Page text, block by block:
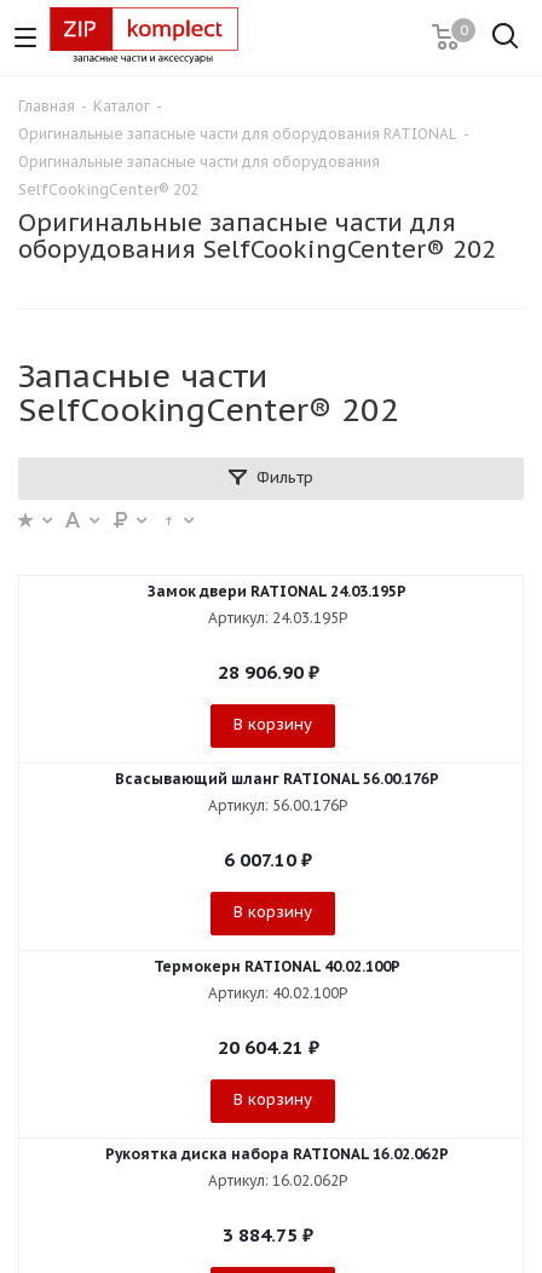
0
Главная - Каталог -
Оригинальные запасные части для оборудования RATIONAL -
Оригинальные запасные части для оборудования
SelfCookingCenter® 202
Оригинальные запасные части для
оборудования SelfCookingCenter® 202
Запасные части
SelfCookingCenter® 202
Фильтр
Замок двери RATIONAL 24.03.195P
Артикул: 24.03.195P
28 906.90₽
В корзину
Всасывающий шланг RATIONAL 56.00.176P
Артикул: 56.00.176P
6 007.10 ₽
В корзину
Термокерн RATIONAL 40.02.100P
Артикул: 40.02.100P
20 604.21 ₽
В корзину
Рукоятка диска набора RATIONAL 16.02.062P
Артикул: 16.02.062P
3 884.75 ₽